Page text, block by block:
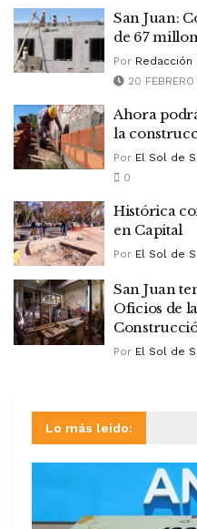
San Juan:
de 67
Por Redacción
20
Ahora
la
Por El Sol de
0
Histórica
en Capital
Por El Sol de
San Juan
Oficios de
Por El Sol de
Lo más leído: